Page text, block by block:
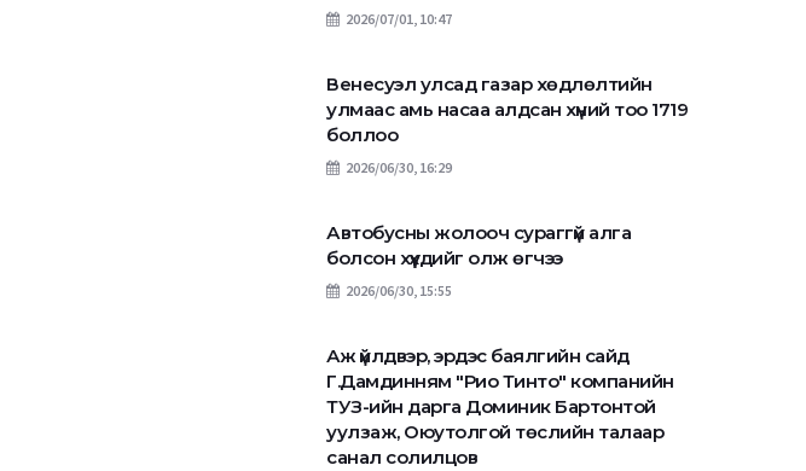
2026/07/01, 10:47
Венесуэл улсад газар хөдлөлтийн
улмаас амь насаа алдсан хүний тоо 1719
боллоо
2026/06/30, 16:29
Автобусны жолооч сураггүй алга
болсон хүүхдийг олж өгчээ
2026/06/30, 15:55
Аж үйлдвэр, эрдэс баялгийн сайд
Г.Дамдинням "Рио Тинто" компанийн
ТУЗ-ийн дарга Доминик Бартонтой
уулзаж, Оюутолгой төслийн талаар
санал солилцов